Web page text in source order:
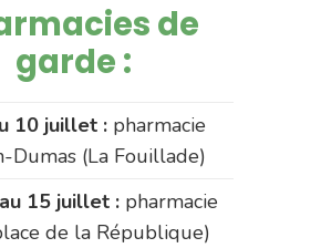
de
garde :
10 juillet : pharmacie
Dumas (La Fouillade)
15 juillet : pharmacie
de la République)